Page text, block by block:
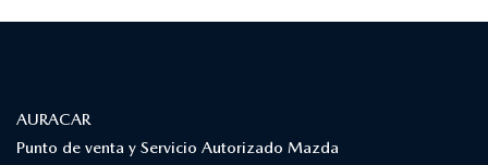
AURACAR
Punto de venta y Servicio Autorizado Mazda